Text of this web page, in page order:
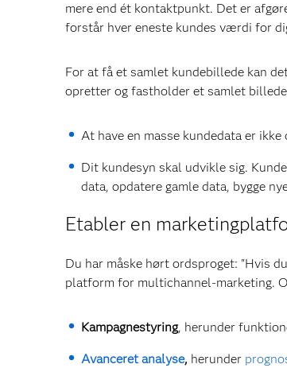
mere end ét kontaktpunkt. Det er
forstår hver eneste kundes værdi for
For at få et samlet kundebillede kan
opretter og fastholder et samlet
At have en masse kundedata er
Dit kundesyn skal udvikle sig.
data, opdatere gamle data, bygge
Etabler en
Du har måske hørt ordsproget: "Hvis
platform for multichannel-marketing.
Kampagnestyring, herunder
Avanceret analyse, herunder